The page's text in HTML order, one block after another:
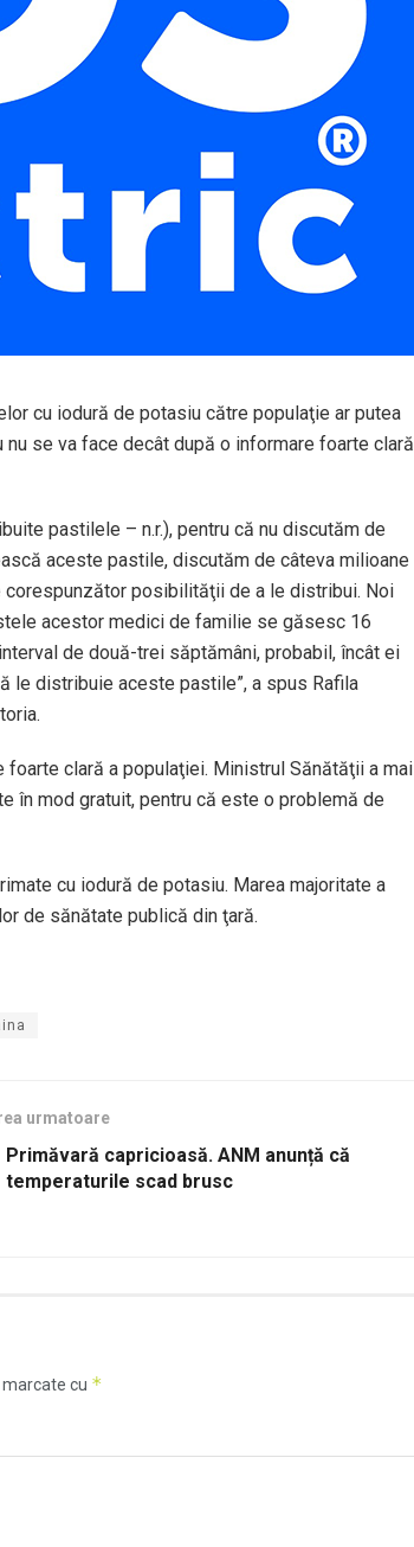
cu iodură de potasiu către populaţie ar putea
se va face decât după o informare foarte clară
pastilele – n.r.), pentru că nu discutăm de
aceste pastile, discutăm de câteva milioane
posibilităţii de a le distribui. Noi
acestor medici de familie se găsesc 16
de două-trei săptămâni, probabil, încât ei
le distribuie aceste pastile”, a spus Rafila
clară a populaţiei. Ministrul Sănătăţii a mai
în mod gratuit, pentru că este o problemă de
cu iodură de potasiu. Marea majoritate a
de sănătate publică din ţară.
urmatoare
Primăvară capricioasă. ANM anunță că
temperaturile scad brusc
cu *